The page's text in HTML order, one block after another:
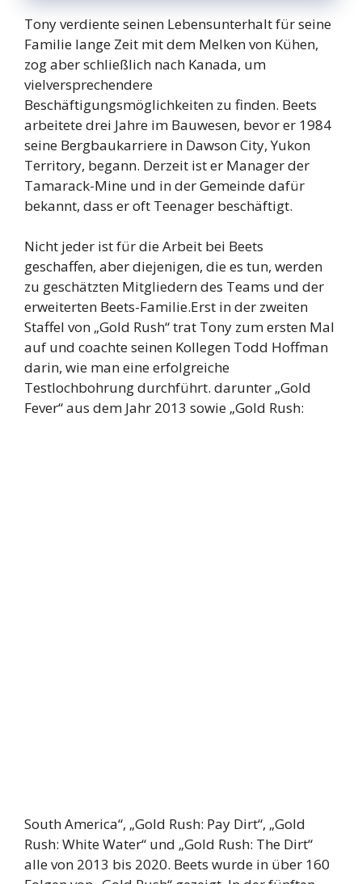
Tony verdiente seinen Lebensunterhalt für seine
Familie lange Zeit mit dem Melken von Kühen,
zog aber schließlich nach Kanada, um
vielversprechendere
Beschäftigungsmöglichkeiten zu finden. Beets
arbeitete drei Jahre im Bauwesen, bevor er 1984
seine Bergbaukarriere in Dawson City, Yukon
Territory, begann. Derzeit ist er Manager der
Tamarack-Mine und in der Gemeinde dafür
bekannt, dass er oft Teenager beschäftigt.
Nicht jeder ist für die Arbeit bei Beets
geschaffen, aber diejenigen, die es tun, werden
zu geschätzten Mitgliedern des Teams und der
erweiterten Beets-Familie.Erst in der zweiten
Staffel von „Gold Rush“ trat Tony zum ersten Mal
auf und coachte seinen Kollegen Todd Hoffman
darin, wie man eine erfolgreiche
Testlochbohrung durchführt. darunter „Gold
Fever“ aus dem Jahr 2013 sowie „Gold Rush:
South America“, „Gold Rush: Pay Dirt“, „Gold
Rush: White Water“ und „Gold Rush: The Dirt“
alle von 2013 bis 2020. Beets wurde in über 160